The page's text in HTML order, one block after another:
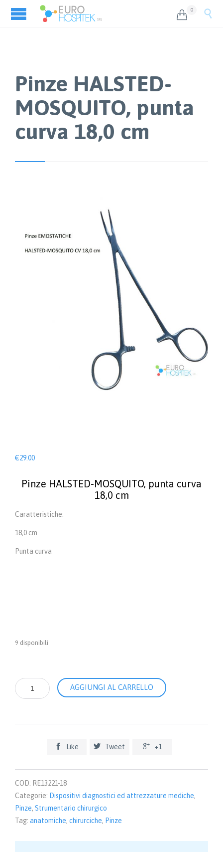
 0 
Pinze HALSTED-
MOSQUITO, punta
curva 18,0 cm
€29.00
Pinze HALSTED-MOSQUITO, punta curva
18,0 cm
Caratteristiche:
18,0 cm
Punta curva
9 disponibili
Pinze
HALSTED-
curva
AGGIUNGI AL CARRELLO
 Like  Tweet  +1
COD: RE13221-18
Categorie: Dispositivi diagnostici ed attrezzature mediche,
Pinze, Strumentario chirurgico
Tag: anatomiche, chirurciche, Pinze